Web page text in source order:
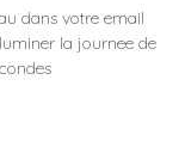
dans votre email
la journee de